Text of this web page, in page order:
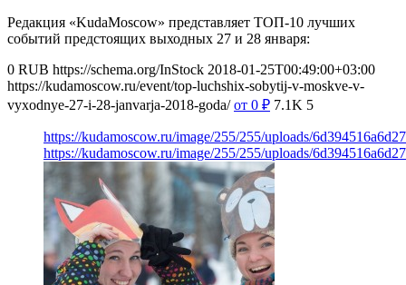
Редакция «KudaMoscow» представляет ТОП-10 лучших
событий предстоящих выходных 27 и 28 января:
0 RUB https://schema.org/InStock 2018-01-25T00:49:00+03:00
https://kudamoscow.ru/event/top-luchshix-sobytij-v-moskve-v-
vyxodnye-27-i-28-janvarja-2018-goda/ от 0 ₽ 7.1K 5
https://kudamoscow.ru/image/255/255/uploads/
https://kudamoscow.ru/image/255/255/uploads/